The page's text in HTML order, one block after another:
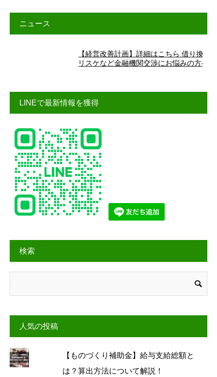
ニュース
【経営改善計画】詳細はこちら 借り換え、
リスケなど金融機関交渉にお悩みの方へ
LINEで最新情報を獲得
検索
人気の投稿
【ものづくり補助金】給与支給総額と
は？算出方法について解説！